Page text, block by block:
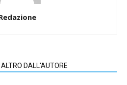
ALTRO DALL'AUTORE